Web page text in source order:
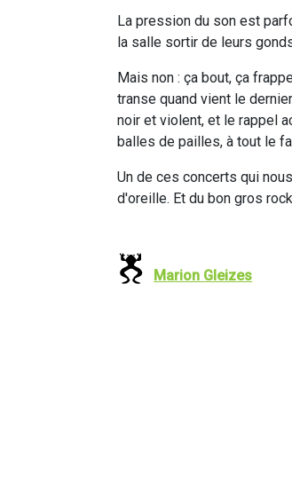
La pression du son est
la salle sortir de leurs
Mais non : ça bout, ça
transe quand vient le
noir et violent, et le rappel
balles de pailles, à tout le
Un de ces concerts qui
d'oreille. Et du bon gros
Marion Gleizes